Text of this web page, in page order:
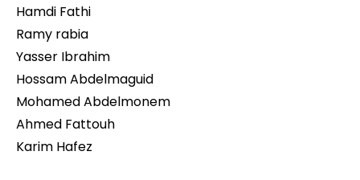
Hamdi Fathi
Ramy rabia
Yasser Ibrahim
Hossam Abdelmaguid
Mohamed Abdelmonem
Ahmed Fattouh
Karim Hafez